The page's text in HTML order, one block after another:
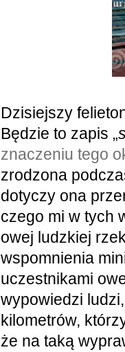
Dzisiejszy
Będzie to zapis „
znaczeniu tego
zrodzona
dotyczy ona
czego mi w tych
owej ludzkiej
wspomnienia
uczestnikami
wypowiedzi
kilometrów,
że na taką